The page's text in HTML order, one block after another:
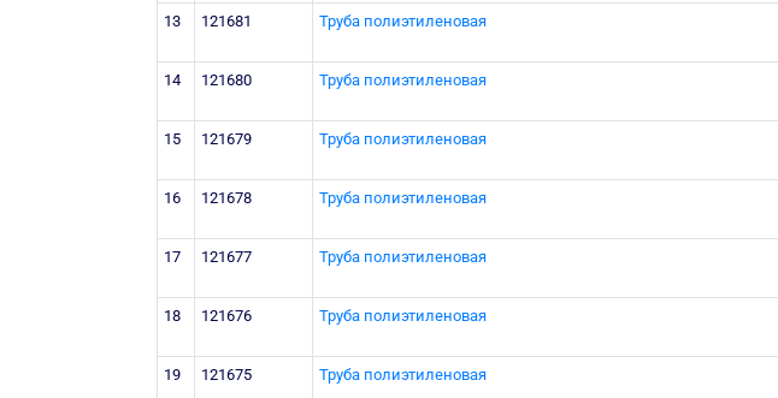
13
121681 Труба полиэтиленовая
14
121680 Труба полиэтиленовая
15
121679 Труба полиэтиленовая
16
121678 Труба полиэтиленовая
17
121677 Труба полиэтиленовая
18
121676 Труба полиэтиленовая
19
121675 Труба полиэтиленовая